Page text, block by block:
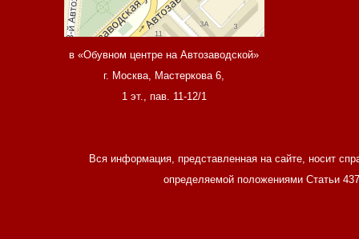
в «Обувном центре на Автозаводской»
г. Москва, Мастеркова 6,
1 эт., пав. 11-12/1
Вся информация, представленная на сайте, носит
определяемой положениями Статьи